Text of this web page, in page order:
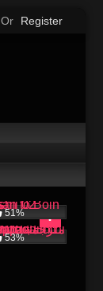
Or Register
51%
53%